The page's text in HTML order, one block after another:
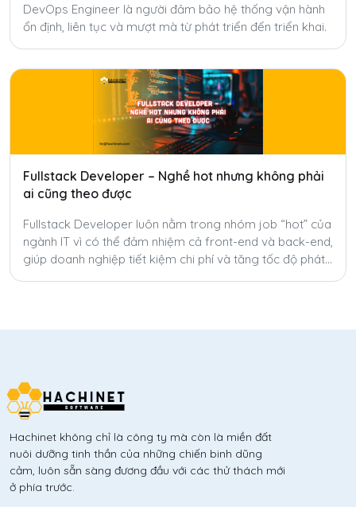
DevOps Engineer là người đảm bảo hệ thống vận hành
ổn định, liên tục và mượt mà từ phát triển đến triển khai.
Fullstack Developer – Nghề hot nhưng không phải
ai cũng theo được
Fullstack Developer luôn nằm trong nhóm job “hot” của
ngành IT vì có thể đảm nhiệm cả front-end và back-end,
giúp doanh nghiệp tiết kiệm chi phí và tăng tốc độ phát
Hachinet không chỉ là công ty mà còn là miền đất
nuôi dưỡng tinh thần của những chiến binh dũng
cảm, luôn sẵn sàng đương đầu với các thử thách mới
ở phía trước.